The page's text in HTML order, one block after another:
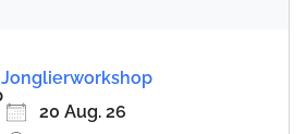
Jonglierworkshop
20 Aug. 26